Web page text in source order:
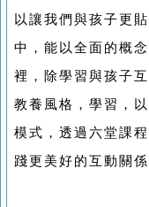
以讓我們與孩子更
中，能以全面的概
裡，除學習與孩子
教養風格，學習，
模式，透過六堂課
踐更美好的互動關